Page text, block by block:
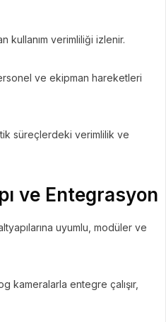
kullanım verimliliği izlenir.
ve ekipman hareketleri
süreçlerdeki verimlilik ve
ve Entegrasyon
uyumlu, modüler ve
kameralarla entegre çalışır,